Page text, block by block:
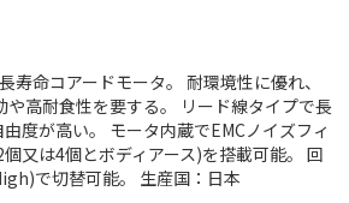
寿命コアードモータ。 耐環境性に優れ、
高耐食性を要する。 リード線タイプで長
度が高い。 モータ内蔵でEMCノイズフィ
又は4個とボディアース)を搭載可能。 回
で切替可能。 生産国：日本